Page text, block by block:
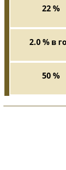
22 %
2.0 % в
50 %